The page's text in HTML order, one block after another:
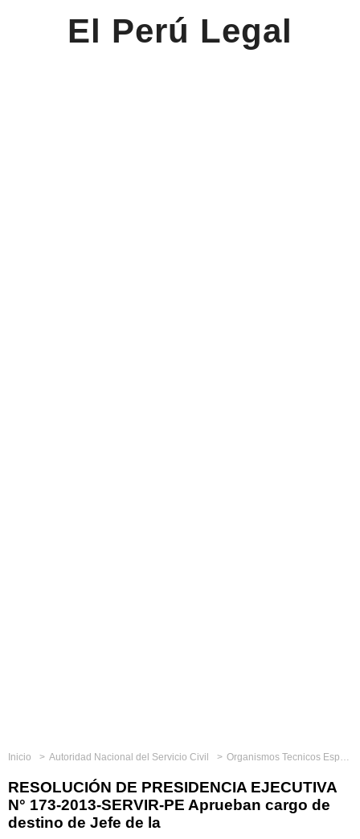
El Perú Legal
Inicio Autoridad Nacional del Servicio Civil Organismos Tecnicos Especializados
RESOLUCIÓN DE PRESIDENCIA EJECUTIVA
N° 173-2013-SERVIR-PE Aprueban cargo de
destino de Jefe de la